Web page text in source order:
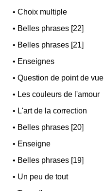
•Choix multiple
• Belles phrases [22]
• Belles phrases [21]
• Enseignes
•Question de point de vue
• Les couleurs de l'amour
• L'art de la correction
• Belles phrases [20]
• Enseigne
• Belles phrases [19]
• Un peu de tout